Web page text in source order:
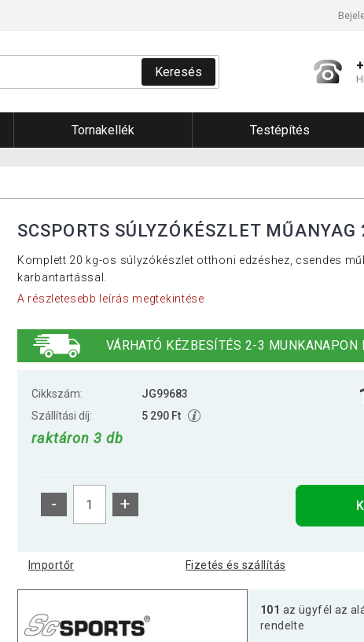
Keresés
Tornakellék Testépítés
SCSPORTS SÚLYZÓKÉSZLET MŰANYAG
Komplett 20 kg-os súlyzókészlet otthoni edzéshez, csendes
karbantartással.
A részletesebb leírás megtekintése
VÁRHATÓ KÉZBESÍTÉS 2-3 MUNKANAPON
Cikkszám:
JG99683
Szállítási díj:
5 290 Ft
raktáron 3 db
- +
Importőr Fizetés és szállítás
101 az ügyfél az
rendelte